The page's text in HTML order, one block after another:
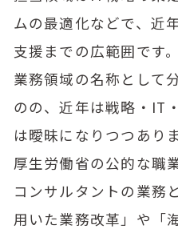
ムの最適化などで、近
支援までの広範囲です。
業務領域の名称として
のの、近年は戦略・IT
は曖昧になりつつありま
厚生労働省の公的な職
コンサルタントの業務
用いた業務改革」や「